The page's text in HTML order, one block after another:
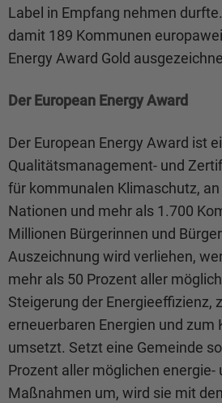
Label in Empfang nehmen
damit 189 Kommunen
Energy Award Gold
Der European Energy Award
Der European Energy Award ist
Qualitätsmanagement- und
für kommunalen Klimaschutz,
Nationen und mehr als 1.700
Millionen Bürgerinnen und
Auszeichnung wird verliehen,
mehr als 50 Prozent aller
Steigerung der Energieeffizienz,
erneuerbaren Energien und zum
umsetzt. Setzt eine Gemeinde
Prozent aller möglichen
Maßnahmen um, wird sie mit